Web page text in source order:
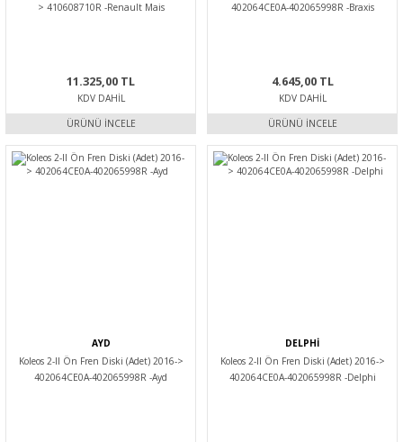
> 410608710R -Renault Mais
11.325,00 TL
KDV DAHIL
ÜRÜNÜ İNCELE
402064CE0A-402065998R -Braxis
4.645,00 TL
KDV DAHIL
ÜRÜNÜ İNCELE
AYD
Koleos 2-II Ön Fren Diski (Adet) 2016->
402064CE0A-402065998R -Ayd
DELPHİ
Koleos 2-II Ön Fren Diski (Adet) 2016->
402064CE0A-402065998R -Delphi